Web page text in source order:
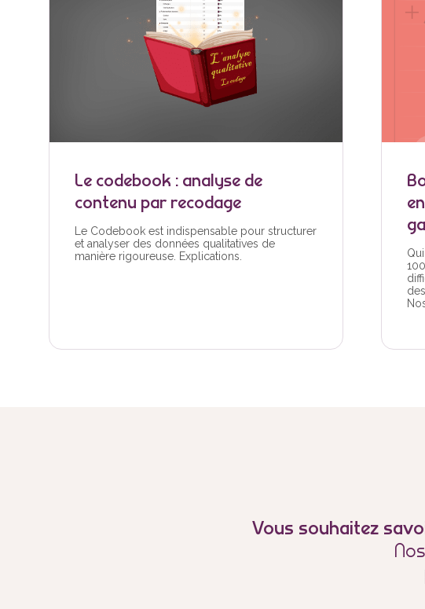
Le codebook : analyse de
contenu par recodage
Le Codebook est indispensable pour structurer
et analyser des données qualitatives de
manière rigoureuse. Explications.
Vous souhaitez